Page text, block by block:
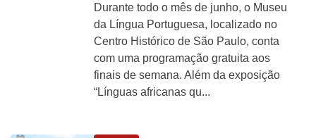
Durante todo o mês de junho, o Museu
da Língua Portuguesa, localizado no
Centro Histórico de São Paulo, conta
com uma programação gratuita aos
finais de semana. Além da exposição
“Línguas africanas qu...